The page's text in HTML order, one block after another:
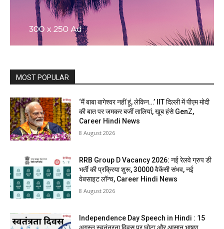
MOST POPULAR
‘मैं बाबा बागेश्वर नहीं हूं, लेकिन…’ IIT दिल्ली में पीएम मोदी
की बात पर जमकर बजीं तालियां, खूब हंसे GenZ,
Career Hindi News
8 August 2026
RRB Group D Vacancy 2026: नई रेलवे ग्रुप डी
भर्ती की प्रक्रिया शुरू, 30000 वैकेंसी संभव, नई
वेबसाइट लॉन्च, Career Hindi News
8 August 2026
Independence Day Speech in Hindi : 15
अगस्त स्वतंत्रता दिवस पर छोटा और आसान भाषण,